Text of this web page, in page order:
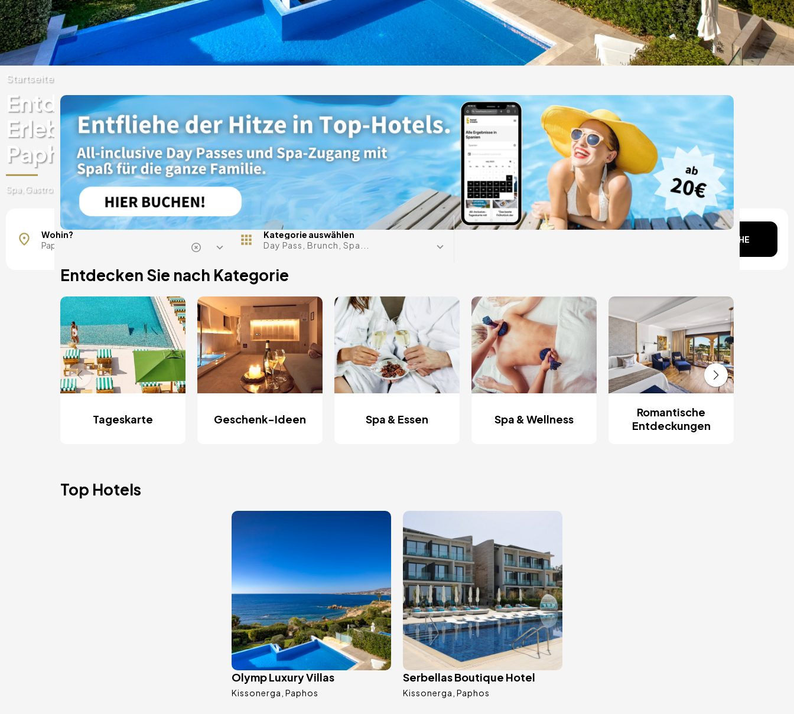
Startseite
Entdecken Sie einzigartige
Erlebnisse in Luxushotels auf
Paphos
Spa, Gastronomie, Tageskarten, Ausflüge und vieles mehr
Kissonerga
Wohin?
Kategorie auswählen
Day Pass, Brunch, Spa...
Datum im Kopf?
SUCHE
Entdecken Sie nach Kategorie
Tageskarte Geschenk-Ideen Spa & Essen Spa & Wellness
Romantische
Entdeckungen
Top Hotels
Olymp Luxury Villas
Kissonerga Paphos
Bild
Serbellas Boutique Hotel
Kissonerga Paphos